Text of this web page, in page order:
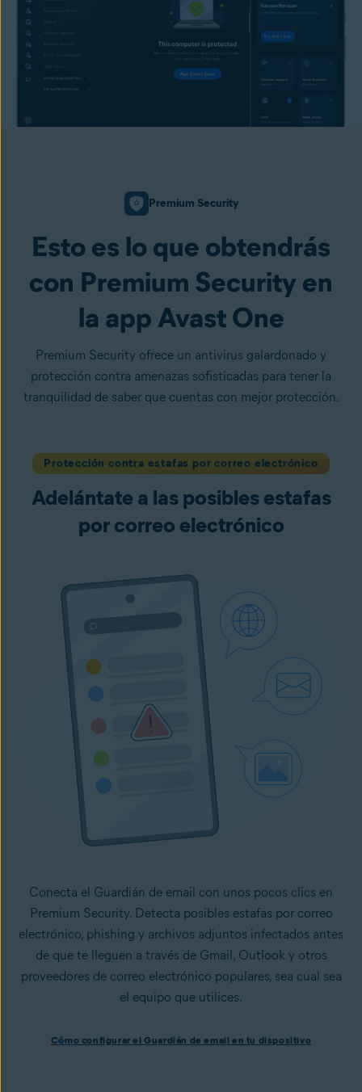
Premium Security
Esto es lo que obtendrás
con Premium Security en
la app Avast One
Premium Security ofrece un antivirus galardonado y
protección contra amenazas sofisticadas para tener la
tranquilidad de saber que cuentas con mejor protección.
Protección contra estafas por correo electrónico
Adelántate a las posibles estafas
por correo electrónico
Conecta el Guardián de email con unos pocos clics en
Premium Security. Detecta posibles estafas por correo
electrónico, phishing y archivos adjuntos infectados antes
de que te lleguen a través de Gmail, Outlook y otros
proveedores de correo electrónico populares, sea cual sea
el equipo que utilices.
Instala Avast One con Premium Securityy sigue las
Cómo configurar el Guardián de email en tu dispositivo